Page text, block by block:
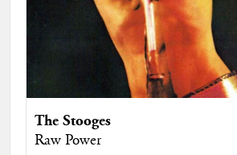
The Stooges
Raw Power